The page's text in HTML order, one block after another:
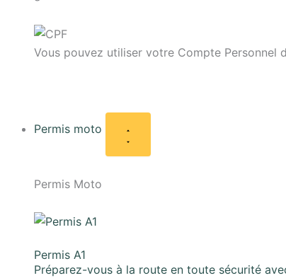
Vous pouvez utiliser votre Compte Personnel
Permis moto
Permis Moto
Permis A1
Préparez-vous à la route en toute sécurité